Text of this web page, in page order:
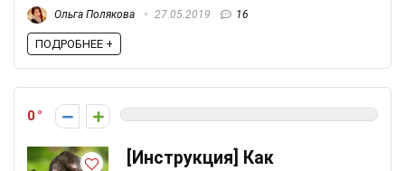
Ольга Полякова 27.05.2019 16
ПОДРОБНЕЕ +
0
[Инструкция] Как